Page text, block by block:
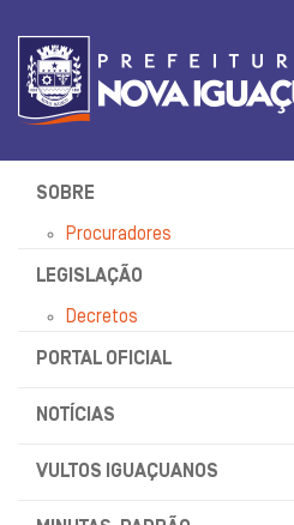
SOBRE
Procuradores
LEGISLAÇÃO
Decretos
PORTAL OFICIAL
NOTÍCIAS
VULTOS IGUAÇUANOS